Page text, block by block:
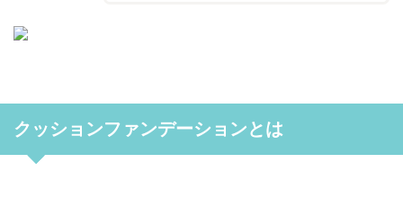
クッションファンデーションとは